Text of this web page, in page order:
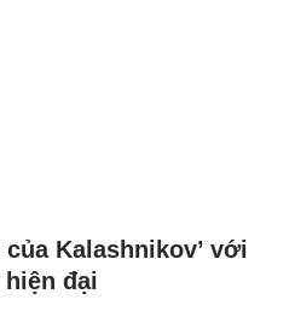
Kalashnikov’ với
hiện đại